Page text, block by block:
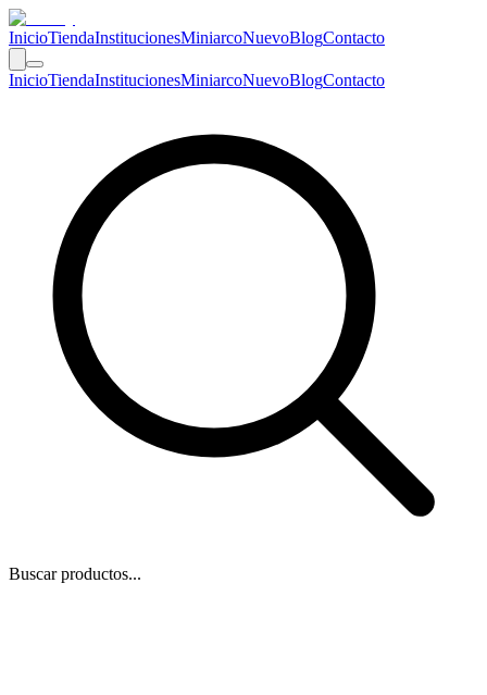
InicioTiendaInstitucionesMiniarcoNuevoBlogContacto
InicioTiendaInstitucionesMiniarcoNuevoBlogContacto
Buscar productos...